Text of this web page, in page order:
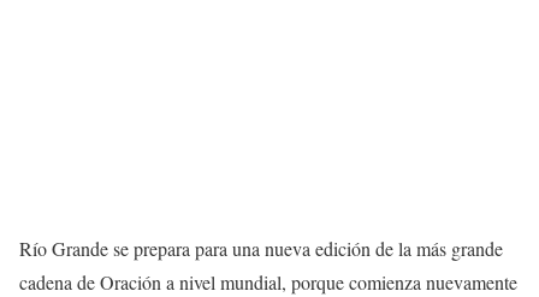
Río Grande se prepara para una nueva edición de la más grande
cadena de Oración a nivel mundial, porque comienza nuevamente